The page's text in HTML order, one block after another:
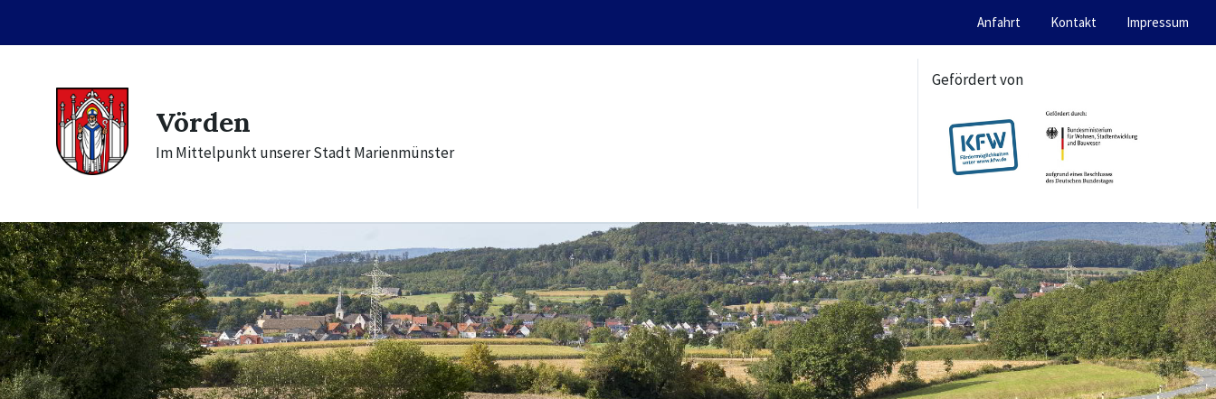
content
main
footer
Anfahrt Kontakt Impressum
Vörden
Im Mittelpunkt unserer Stadt Marienmünster
Gefördert von